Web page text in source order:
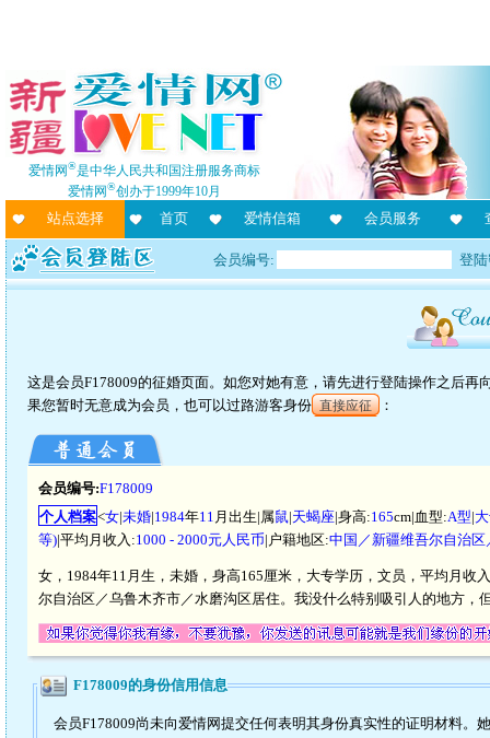
爱情网®是中华人民共和国注册服务商标
爱情网®创办于1999年10月
站点选择 首页 爱情信箱 会员服务
会员编号: 登
这是会员F178009的征婚页面。如您对她有意，请先进行登陆操作之后
果您暂时无意成为会员，也可以过路游客身份 直接应征 ：
会员编号:F178009
个人档案<女|未婚|1984年11 月出生|属鼠|天蝎座|身高:165cm|血型:A型|
等)|平均月收入:1000 - 2000元人民币|户籍地区:中国／新疆维吾尔自治
女，1984年11月生，未婚，身高165厘米，大专学历，文员，平均月收
尔自治区／乌鲁木齐市／水磨沟区居住。我没什么特别吸引人的地方，
F178009的身份信用信息
会员F178009尚未向爱情网提交任何表明其身份真实性的证明材料。